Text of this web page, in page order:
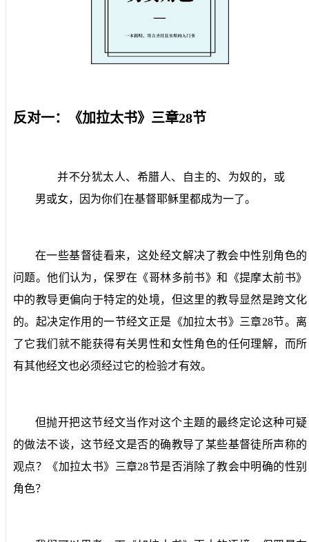
反对一：《加拉太书》三章28节
并不分犹太人、希腊人、自主的、为奴的，或
男或女，因为你们在基督耶稣里都成为一了。
在一些基督徒看来，这处经文解决了教会中性别角色的
问题。他们认为，保罗在《哥林多前书》和《提摩太前书》
中的教导更偏向于特定的处境，但这里的教导显然是跨文化
的。起决定作用的一节经文正是《加拉太书》三章28节。离
了它我们就不能获得有关男性和女性角色的任何理解，而所
有其他经文也必须经过它的检验才有效。
但抛开把这节经文当作对这个主题的最终定论这种可疑
的做法不谈，这节经文是否的确教导了某些基督徒所声称的
观点？《加拉太书》三章28节是否消除了教会中明确的性别
角色？